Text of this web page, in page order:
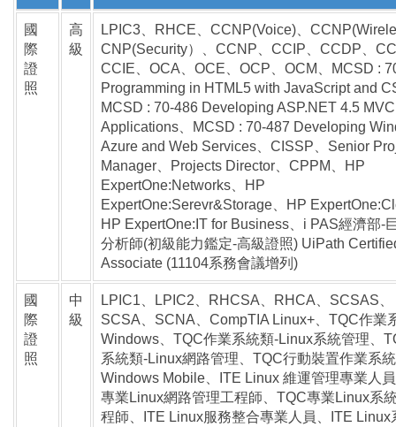
國
際
證
照
高
級
LPIC3、RHCE、CCNP(Voice)、
CNP(Security）、CCNP、CCIP、CCDP、
CCIE、OCA、OCE、OCP、OCM、MCSD :
Programming in HTML5 with JavaScript and
MCSD : 70-486 Developing ASP.NET 4.5
Applications、MCSD : 70-487 Developing
Azure and Web Services、CISSP、Senior
Manager、Projects Director、CPPM、HP
ExpertOne:Networks、HP
ExpertOne:Serevr&Storage、HP
HP ExpertOne:IT for Business、i PAS經濟部-
分析師(初級能力鑑定-高級證照) UiPath
Associate (11104系務會議增列)
國
際
證
照
中
級
LPIC1、LPIC2、RHCSA、RHCA、SCSAS、
SCSA、SCNA、CompTIA Linux+、TQC作業
Windows、TQC作業系統類-Linux系統管理、
系統類-Linux網路管理、TQC行動裝置作業系
Windows Mobile、ITE Linux 維運管理專業人
專業Linux網路管理工程師、TQC專業Linux系
程師、ITE Linux服務整合專業人員、ITE Linux